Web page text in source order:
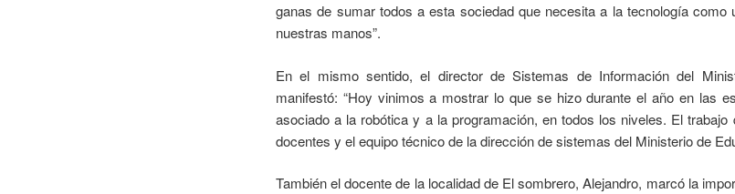
ganas de sumar todos a esta sociedad que necesita a la tecnología
nuestras manos”.
En el mismo sentido, el director de Sistemas de Información del
manifestó: “Hoy vinimos a mostrar lo que se hizo durante el año en las
asociado a la robótica y a la programación, en todos los niveles. El trabajo
docentes y el equipo técnico de la dirección de sistemas del Ministerio de
También el docente de la localidad de El sombrero, Alejandro, marcó la